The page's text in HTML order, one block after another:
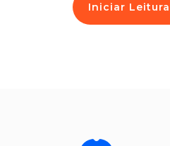
Iniciar Leitura